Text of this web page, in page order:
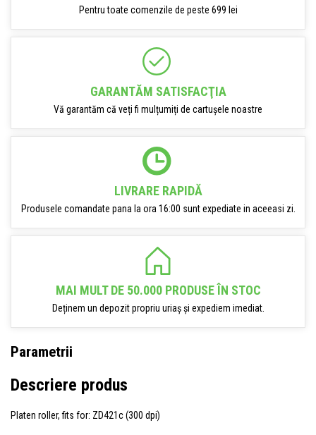
Pentru toate comenzile de peste 699 lei
GARANTĂM SATISFACŢIA
Vă garantăm că veți fi mulțumiți de cartușele noastre
LIVRARE RAPIDĂ
Produsele comandate pana la ora 16:00 sunt expediate in aceeasi zi.
MAI MULT DE 50.000 PRODUSE ÎN STOC
Deținem un depozit propriu uriaș și expediem imediat.
Parametrii
Descriere produs
Platen roller, fits for: ZD421c (300 dpi)